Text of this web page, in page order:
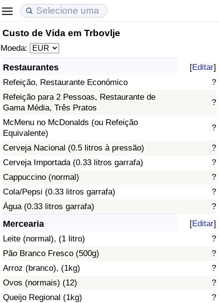
Custo de Vida em Trbovlje
Moeda:
Restaurantes [Editar]
Refeição, Restaurante Económico
?
Refeição para 2 Pessoas, Restaurante de
Gama Média, Três Pratos
?
McMenu no McDonalds (ou Refeição
Equivalente)
?
Cerveja Nacional (0.5 litros à pressão)
?
Cerveja Importada (0.33 litros garrafa)
?
Cappuccino (normal)
?
Cola/Pepsi (0.33 litros garrafa)
?
Água (0.33 litros garrafa)
?
Mercearia [Editar]
Leite (normal), (1 litro)
?
Pão Branco Fresco (500g)
?
Arroz (branco), (1kg)
?
Ovos (normais) (12)
?
Queijo Regional (1kg)
?
Custo de Vida
Indicador de Custo de Vida
Indicador de Custo de Vida Por País
em Aqaba
Preços de Imóveis
Indicador de Preços de Imóveis
Indicador de Preços de Imóveis por País
Qualidade de Vida
Indicador de Qualidade de Vida (Atual)
Índice de qualidade de vida por país
Crime
Taxa do Indicador de Crime (Atual)
Indicador de Crime
Índice de criminalidade por país
Saúde
Indicador de Saúde (Atual)
Indicador de Saúde